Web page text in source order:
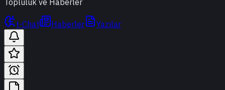
Topluluk ve Haberler
t-Chat Haberler Yazılar